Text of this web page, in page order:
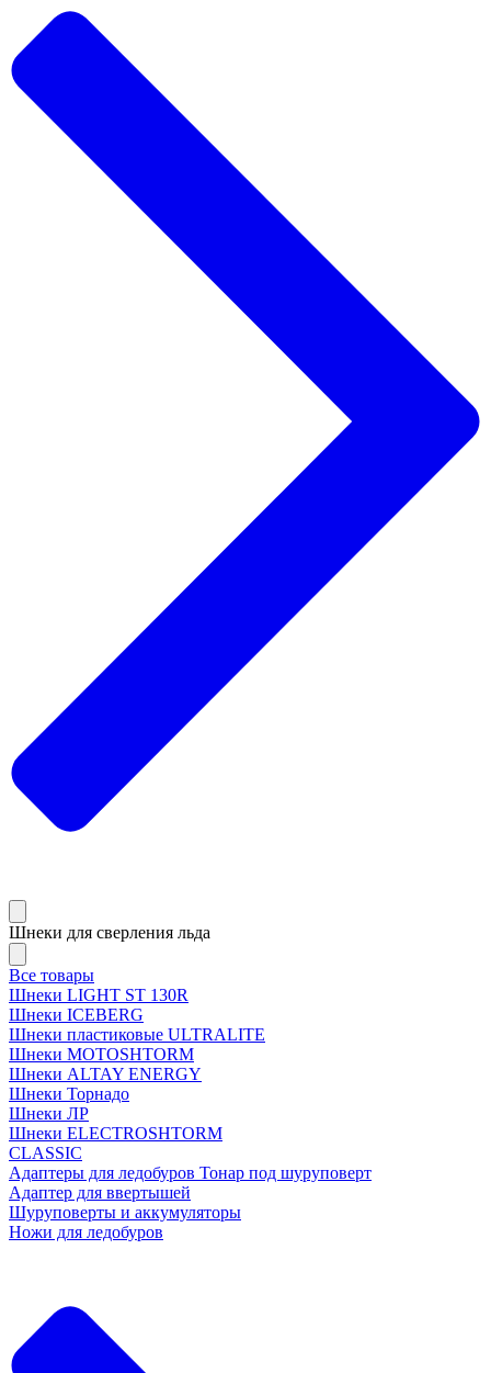
Шнеки для сверления льда
Все товары
Шнеки LIGHT ST 130R
Шнеки ICEBERG
Шнеки пластиковые ULTRALITE
Шнеки MOTOSHTORM
Шнеки ALTAY ENERGY
Шнеки Торнадо
Шнеки ЛР
Шнеки ELECTROSHTORM
CLASSIC
Адаптеры для ледобуров Тонар под шуруповерт
Адаптер для ввертышей
Шуруповерты и аккумуляторы
Ножи для ледобуров